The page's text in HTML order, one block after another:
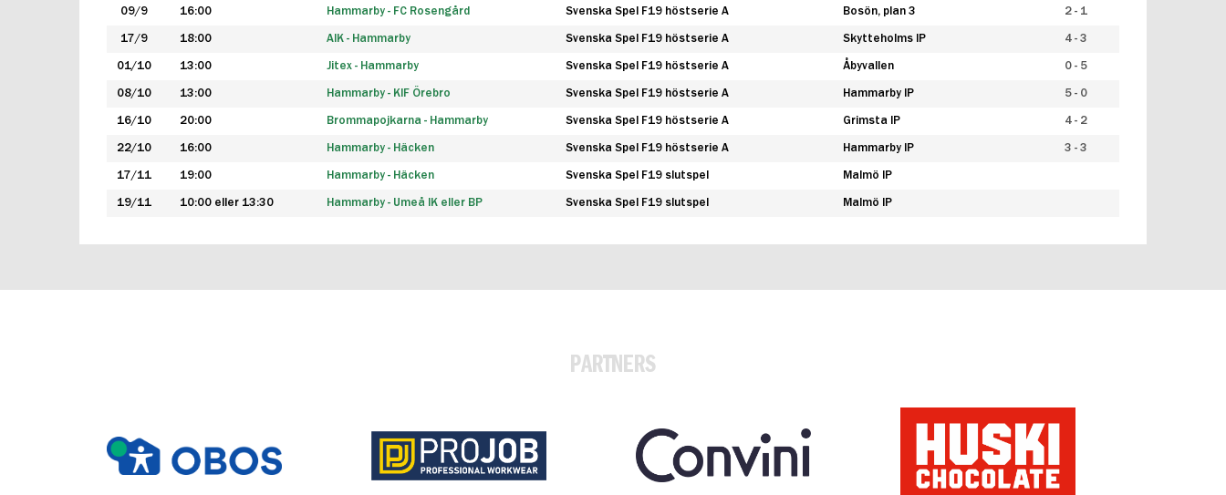
09/9 16:00 Hammarby - FC Rosengård Svenska Spel F19 höstserie A Bosön, plan 3 2 - 1
17/9 18:00 AIK - Hammarby Svenska Spel F19 höstserie A Skytteholms IP 4 - 3
01/10 13:00 Jitex - Hammarby Svenska Spel F19 höstserie A Åbyvallen 0 - 5
08/10 13:00 Hammarby - KIF Örebro Svenska Spel F19 höstserie A Hammarby IP 5 - 0
16/10 20:00 Brommapojkarna - Hammarby Svenska Spel F19 höstserie A Grimsta IP 4 - 2
22/10 16:00 Hammarby - Häcken Svenska Spel F19 höstserie A Hammarby IP 3 - 3
17/11 19:00 Hammarby - Häcken Svenska Spel F19 slutspel Malmö IP
19/11 10:00 eller 13:30 Hammarby - Umeå IK eller BP Svenska Spel F19 slutspel Malmö IP
PARTNERS